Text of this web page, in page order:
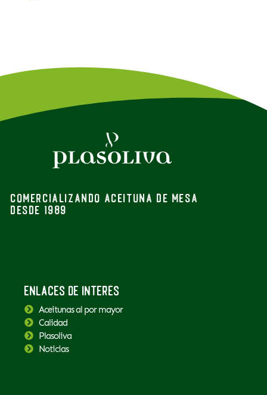
Comercializando aceituna de mesa
desde 1989
Enlaces de interés
Aceitunas al por mayor
Calidad
Plasoliva
Noticias